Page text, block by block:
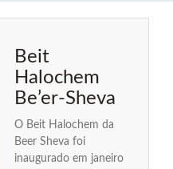
Beit
Halochem
Be’er-Sheva
O Beit Halochem da
Beer Sheva foi
inaugurado em janeiro